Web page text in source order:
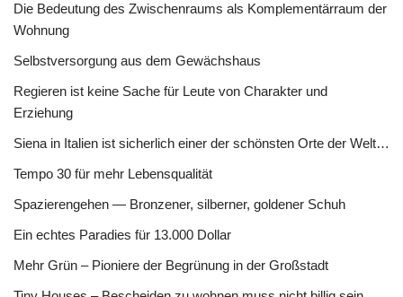
Die Bedeutung des Zwischenraums als Komplementärraum der
Wohnung
Selbstversorgung aus dem Gewächshaus
Regieren ist keine Sache für Leute von Charakter und
Erziehung
Siena in Italien ist sicherlich einer der schönsten Orte der Welt…
Tempo 30 für mehr Lebensqualität
Spazierengehen — Bronzener, silberner, goldener Schuh
Ein echtes Paradies für 13.000 Dollar
Mehr Grün – Pioniere der Begrünung in der Großstadt